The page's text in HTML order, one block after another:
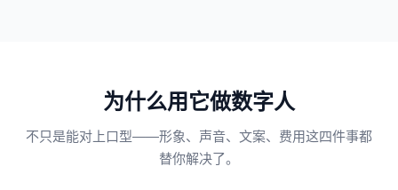
为什么用它做数字人
不只是能对上口型——形象、声音、文案、费用这四件事都
替你解决了。